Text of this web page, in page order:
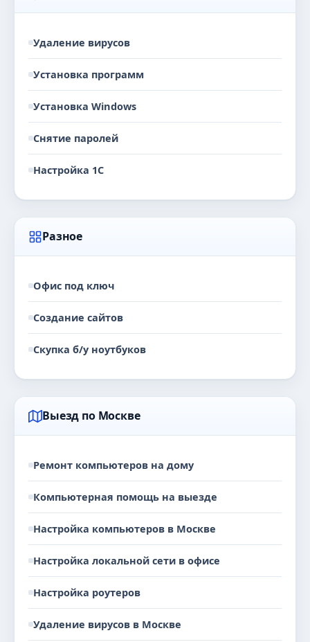
Удаление вирусов
Установка программ
Установка Windows
Снятие паролей
Настройка 1С
Разное
Офис под ключ
Создание сайтов
Скупка б/у ноутбуков
Выезд по Москве
Ремонт компьютеров на дому
Компьютерная помощь на выезде
Настройка компьютеров в Москве
Настройка локальной сети в офисе
Настройка роутеров
Удаление вирусов в Москве